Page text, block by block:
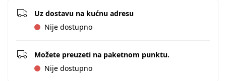
Uz dostavu na kućnu adresu
Nije dostupno
Možete preuzeti na paketnom punktu.
Nije dostupno